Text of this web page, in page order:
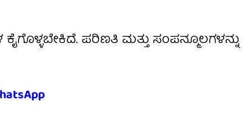
ಪರಿಣತಿ ಮತ್ತು ಸಂಪನ್ಮೂಲಗಳನ್ನು